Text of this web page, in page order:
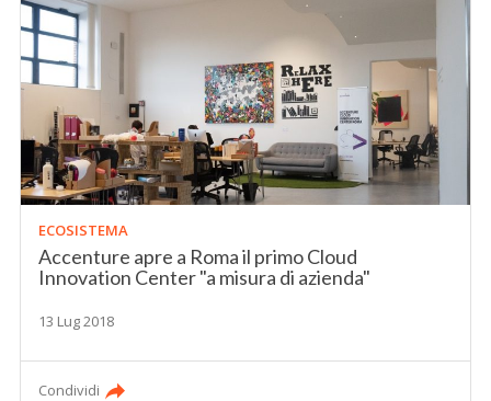
ECOSISTEMA
Accenture apre a Roma il primo Cloud
Innovation Center "a misura di azienda"
13 Lug 2018
Condividi